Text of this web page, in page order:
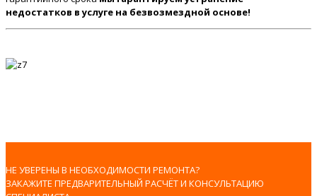
недостатков в услуге на безвозмездной основе!
НЕ УВЕРЕНЫ В НЕОБХОДИМОСТИ РЕМОНТА?
ЗАКАЖИТЕ ПРЕДВАРИТЕЛЬНЫЙ РАСЧЁТ И КОНСУЛЬТАЦИЮ